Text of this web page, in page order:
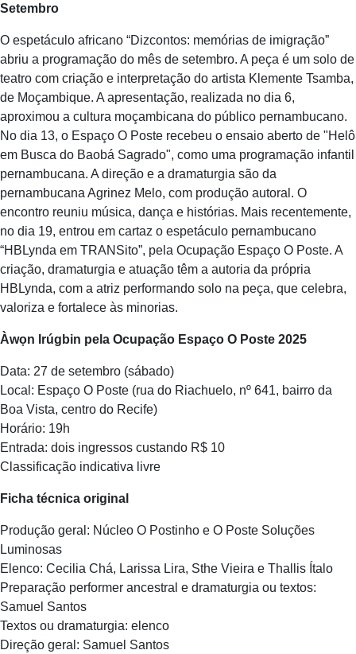
Setembro
O espetáculo africano “Dizcontos: memórias de imigração”
abriu a programação do mês de setembro. A peça é um solo de
teatro com criação e interpretação do artista Klemente Tsamba,
de Moçambique. A apresentação, realizada no dia 6,
aproximou a cultura moçambicana do público pernambucano.
No dia 13, o Espaço O Poste recebeu o ensaio aberto de "Helô
em Busca do Baobá Sagrado", como uma programação infantil
pernambucana. A direção e a dramaturgia são da
pernambucana Agrinez Melo, com produção autoral. O
encontro reuniu música, dança e histórias. Mais recentemente,
no dia 19, entrou em cartaz o espetáculo pernambucano
“HBLynda em TRANSito”, pela Ocupação Espaço O Poste. A
criação, dramaturgia e atuação têm a autoria da própria
HBLynda, com a atriz performando solo na peça, que celebra,
valoriza e fortalece às minorias.
Àwọn Irúgbin pela Ocupação Espaço O Poste 2025
Data: 27 de setembro (sábado)
Local: Espaço O Poste (rua do Riachuelo, nº 641, bairro da
Boa Vista, centro do Recife)
Horário: 19h
Entrada: dois ingressos custando R$ 10
Classificação indicativa livre
Ficha técnica original
Produção geral: Núcleo O Postinho e O Poste Soluções
Luminosas
Elenco: Cecilia Chá, Larissa Lira, Sthe Vieira e Thallis Ítalo
Preparação performer ancestral e dramaturgia ou textos:
Samuel Santos
Textos ou dramaturgia: elenco
Direção geral: Samuel Santos